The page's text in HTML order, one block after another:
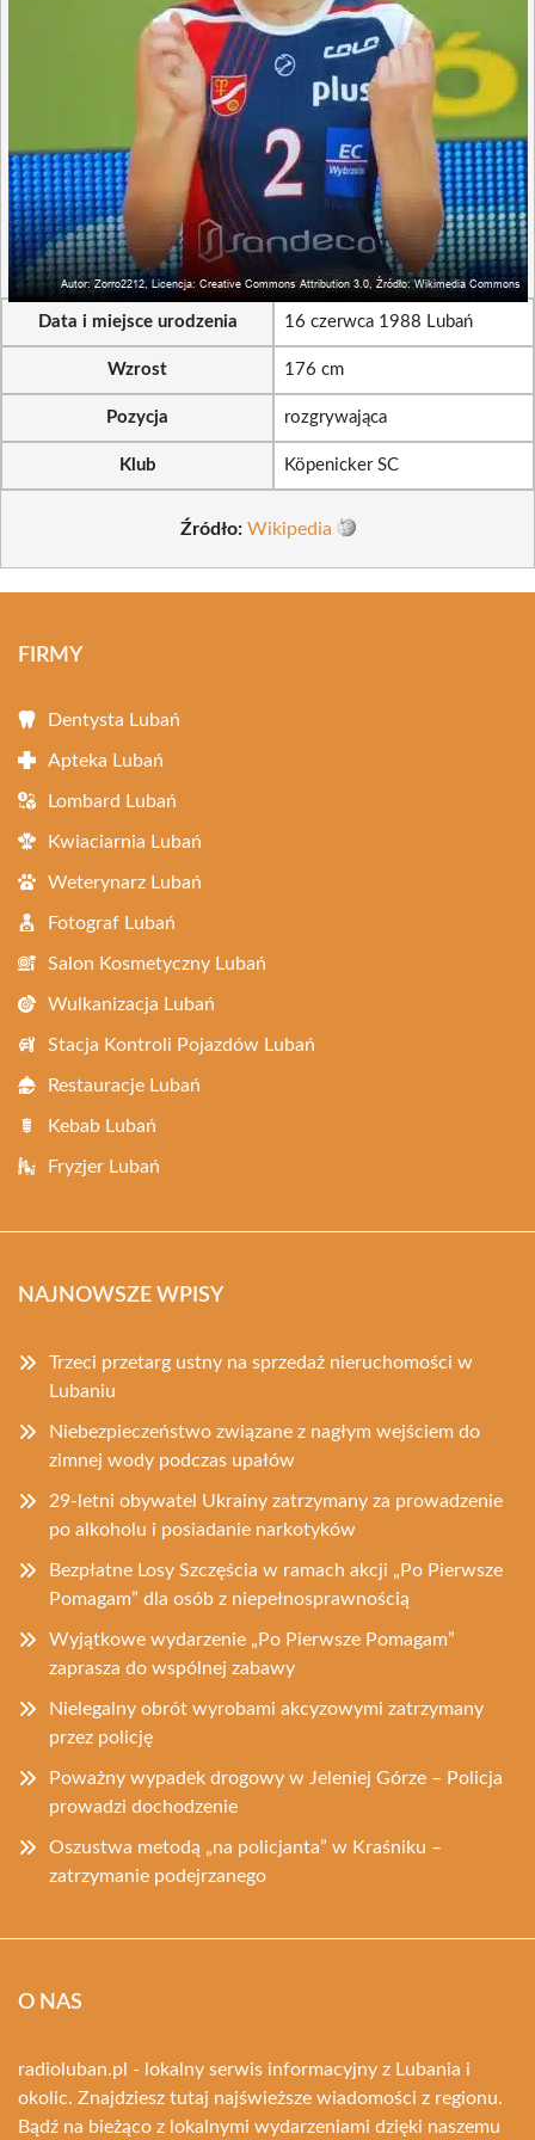
Data i miejsce urodzenia 16 czerwca 1988 Lubań
Wzrost 176 cm
Pozycja rozgrywająca
Klub Köpenicker SC
Źródło: Wikipedia
FIRMY
Dentysta Lubań
Apteka Lubań
Lombard Lubań
Kwiaciarnia Lubań
Weterynarz Lubań
Fotograf Lubań
Salon Kosmetyczny Lubań
Wulkanizacja Lubań
Stacja Kontroli Pojazdów Lubań
Restauracje Lubań
Kebab Lubań
Fryzjer Lubań
NAJNOWSZE WPISY
Trzeci przetarg ustny na sprzedaż nieruchomości w
Lubaniu
Niebezpieczeństwo związane z nagłym wejściem do
zimnej wody podczas upałów
29-letni obywatel Ukrainy zatrzymany za prowadzenie
po alkoholu i posiadanie narkotyków
Bezpłatne Losy Szczęścia w ramach akcji „Po Pierwsze
Pomagam” dla osób z niepełnosprawnością
Wyjątkowe wydarzenie „Po Pierwsze Pomagam”
zaprasza do wspólnej zabawy
Nielegalny obrót wyrobami akcyzowymi zatrzymany
przez policję
Poważny wypadek drogowy w Jeleniej Górze – Policja
prowadzi dochodzenie
Oszustwa metodą „na policjanta” w Kraśniku –
zatrzymanie podejrzanego
O NAS
radioluban.pl - lokalny serwis informacyjny z Lubania i
okolic. Znajdziesz tutaj najświeższe wiadomości z regionu.
Bądź na bieżąco z lokalnymi wydarzeniami dzięki naszemu